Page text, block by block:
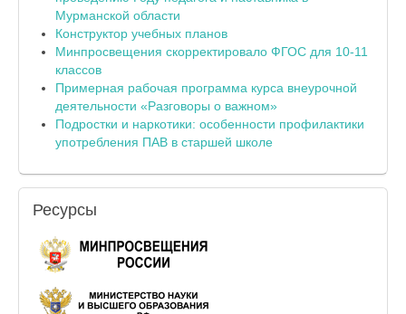
Мурманской области
Конструктор учебных планов
Минпросвещения скорректировало ФГОС для 10-11
классов
Примерная рабочая программа курса внеурочной
деятельности «Разговоры о важном»
Подростки и наркотики: особенности профилактики
употребления ПАВ в старшей школе
Ресурсы